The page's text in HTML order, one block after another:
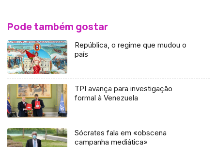
Pode também gostar
República, o regime que mudou o
país
TPI avança para investigação
formal à Venezuela
Sócrates fala em «obscena
campanha mediática»